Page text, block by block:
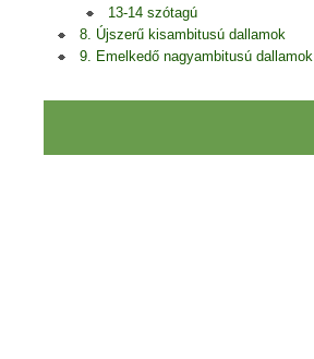
13-14 szótagú
8. Újszerű kisambitusú dallamok
9. Emelkedő nagyambitusú dallamok